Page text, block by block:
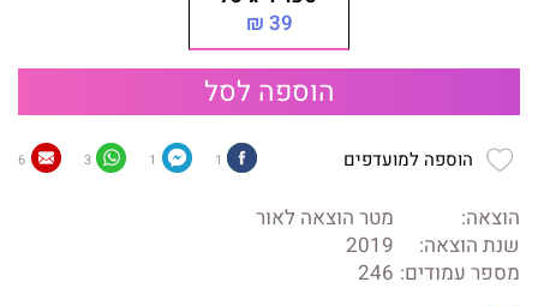
39 ₪
הוספה לסל
הוספה למועדפים 1
1
3
6
הוצאה:
מטר הוצאה לאור
שנת הוצאה:
2019
מספר עמודים: 246